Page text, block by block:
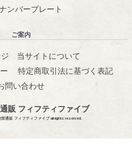
ンバープレート
ご案内
当サイトについて
特定商取引法に基づく表記
問い合わせ
販 フィフティファイブ
貨通販 フィフティファイブ all rights reserved.